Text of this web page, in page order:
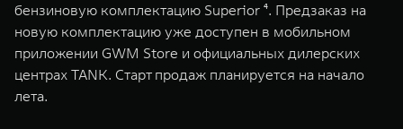
бензиновую комплектацию Superior ⁴. Предзаказ на
новую комплектацию уже доступен в мобильном
приложении GWM Store и официальных дилерских
центрах TANK. Старт продаж планируется на начало
лета.